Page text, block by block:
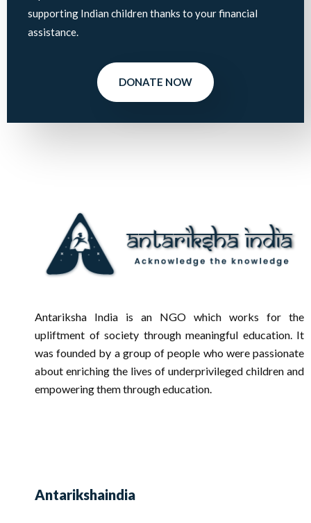
supporting Indian children thanks to your financial
assistance.
DONATE NOW
Antariksha India is an NGO which works for the
upliftment of society through meaningful education. It
was founded by a group of people who were passionate
about enriching the lives of underprivileged children and
empowering them through education.
Antarikshaindia